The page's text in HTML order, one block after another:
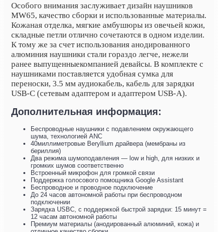
Особого внимания заслуживает дизайн наушников
MW65, качество сборки и использованные материалы.
Кожаная отделка, мягкие амбушюры из овечьей кожи,
складные петли отлично сочетаются в одном изделии.
К тому же за счет использования анодированного
алюминия наушники стали гораздо легче, нежели
ранее выпущенныекомпанией девайсы. В комплекте с
наушниками поставляется удобная сумка для
переноски, 3.5 мм аудиокабель, кабель для зарядки
USB-C (сетевым адаптером и адаптером USB-A).
Дополнительная информация:
Беспроводные наушники с подавлением окружающего
шума, технологией ANC
40миллиметровые Beryllium драйвера (мембраны из
бериллия)
Два режима шумоподавления — low и high, для низких и
громких шумов соответственно
Встроенный микрофон для громкой связи
Поддержка голосового помощника Google Assistant
Беспроводное и проводное подключение
До 24 часов автономной работы при беспроводном
подключении
Зарядка USBC, с поддержкой быстрой зарядки: 15 минут =
12 часам автономной работы
Премиум материалы (анодированный алюминий, кожа) и